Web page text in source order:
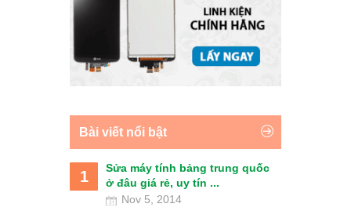
Bài viết nổi bật
1
Sửa máy tính bảng trung quốc
ở đâu giá rẻ, uy tín ...
Nov 5, 2014